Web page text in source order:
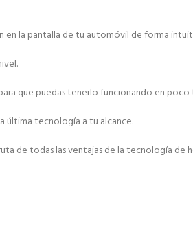
en la pantalla de tu automóvil de forma
que puedas tenerlo funcionando en
última tecnología a tu alcance.
de todas las ventajas de la tecnología de